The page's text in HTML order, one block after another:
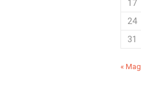
17
24
31
« Mag